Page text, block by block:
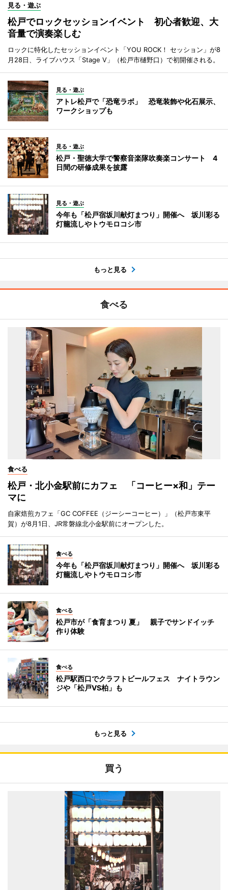
見る・遊ぶ
松戸でロックセッションイベント 初心者歓迎、大
音量で演奏楽しむ
ロックに特化したセッションイベント「YOU ROCK！ セッション」が8
月28日、ライブハウス「Stage V」（松戸市樋野口）で初開催される。
見る・遊ぶ
アトレ松戸で「恐竜ラボ」 恐竜装飾や化石展示、
ワークショップも
見る・遊ぶ
松戸・聖徳大学で警察音楽隊吹奏楽コンサート 4
日間の研修成果を披露
見る・遊ぶ
今年も「松戸宿坂川献灯まつり」開催へ 坂川彩る
灯籠流しやトウモロコシ市
もっと見る
食べる
食べる
松戸・北小金駅前にカフェ 「コーヒー×和」テー
マに
自家焙煎カフェ「GC COFFEE（ジーシーコーヒー）」（松戸市東平
賀）が8月1日、JR常磐線北小金駅前にオープンした。
食べる
今年も「松戸宿坂川献灯まつり」開催へ 坂川彩る
灯籠流しやトウモロコシ市
食べる
松戸市が「食育まつり 夏」 親子でサンドイッチ
作り体験
食べる
松戸駅西口でクラフトビールフェス ナイトラウン
ジや「松戸VS柏」も
もっと見る
買う